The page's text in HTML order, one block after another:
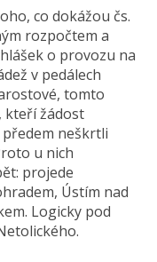
co dokážou čs.
rozpočtem a
o provozu na
v pedálech
tomto
kteří žádost
neškrtli
u nich
projede
Ústím nad
Logicky pod